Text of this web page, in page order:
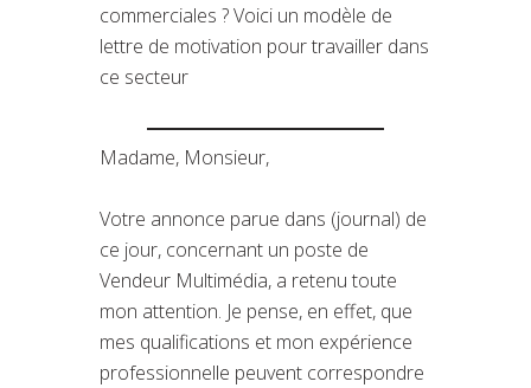
commerciales ? Voici un modèle de
lettre de motivation pour travailler dans
ce secteur
Madame, Monsieur,
Votre annonce parue dans (journal) de
ce jour, concernant un poste de
Vendeur Multimédia, a retenu toute
mon attention. Je pense, en effet, que
mes qualifications et mon expérience
professionnelle peuvent correspondre